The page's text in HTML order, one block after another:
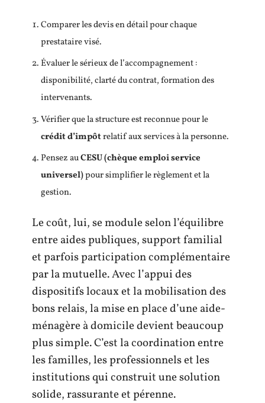
Comparer les devis en détail pour chaque
prestataire visé.
Évaluer le sérieux de l’accompagnement :
disponibilité, clarté du contrat, formation des
intervenants.
Vérifier que la structure est reconnue pour le
crédit d’impôtrelatif aux services à la personne.
Pensez auCESU (chèque emploi service
universel)pour simplifier le règlement et la
gestion.
Le coût, lui, se module selon l’équilibre
entre aides publiques, support familial
et parfois participation complémentaire
par la mutuelle. Avec l’appui des
dispositifs locaux et la mobilisation des
bons relais, la mise en place d’une aide-
ménagère à domicile devient beaucoup
plus simple. C’est la coordination entre
les familles, les professionnels et les
institutions qui construit une solution
solide, rassurante et pérenne.